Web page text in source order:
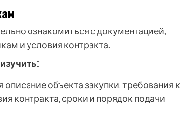
ознакомиться с документацией,
и условия контракта.
описание объекта закупки, требования к
контракта, сроки и порядок подачи